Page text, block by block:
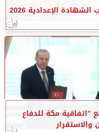
الإعدادية 2026
”اتفاقية مكة للدفاع
والاستقرار